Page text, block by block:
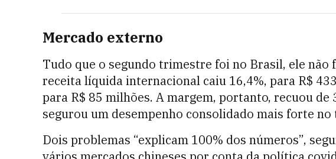
Mercado externo
Tudo que o segundo trimestre foi no Brasil, ele não
receita líquida internacional caiu 16,4%, para R$
para R$ 85 milhões. A margem, portanto, recuou de
segurou um desempenho consolidado mais forte
Dois problemas “explicam 100% dos números”,